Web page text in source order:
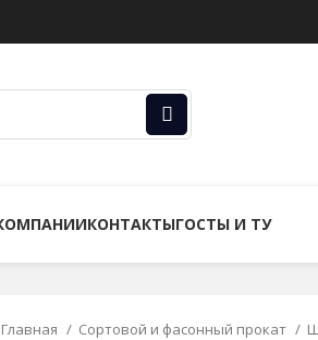
КОНТАКТЫГОСТЫ И ТУ
Главная Сортовой и фасонный прокат